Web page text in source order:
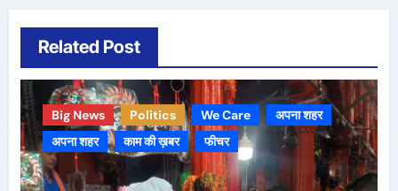
Related Post
Big News Politics We Care
अपना शहर
अपना शहर
काम की ख़बर फीचर